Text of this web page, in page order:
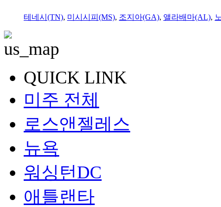
테네시(TN), 미시시피(MS), 조지아(GA), 앨라배마(AL),
QUICK LINK
미주 전체
로스앤젤레스
뉴욕
워싱턴DC
애틀랜타